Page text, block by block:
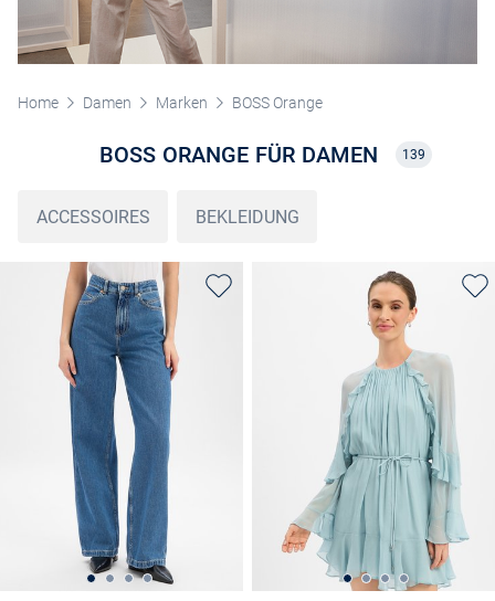
Home Damen Marken BOSS Orange
BOSS ORANGE FÜR DAMEN 139
ACCESSOIRES BEKLEIDUNG